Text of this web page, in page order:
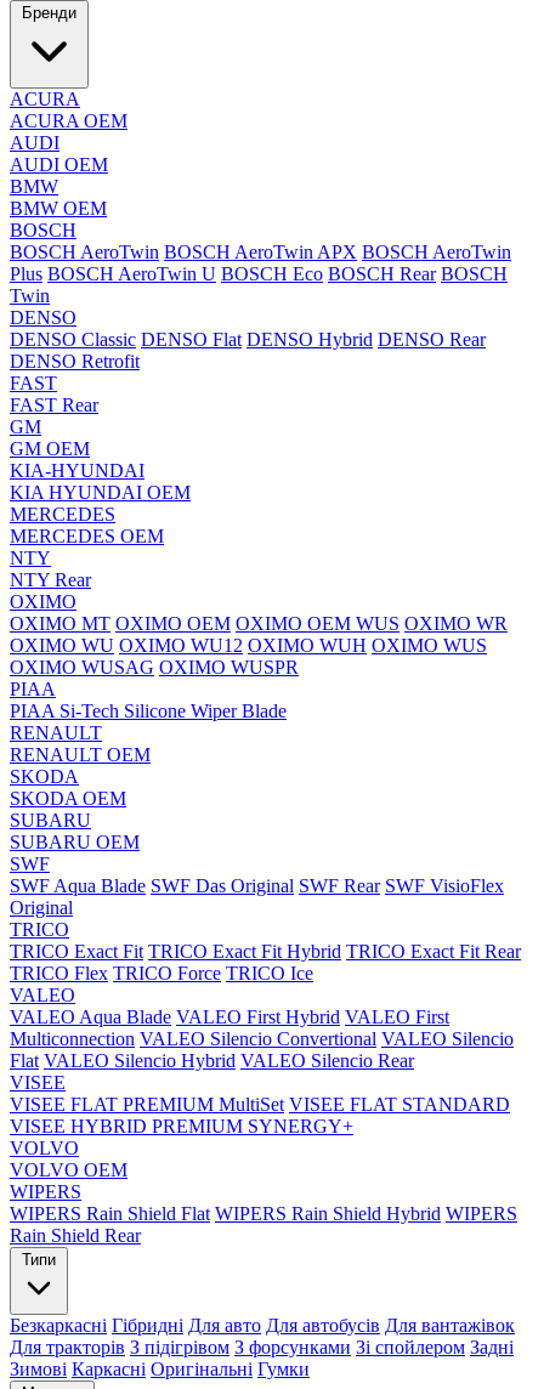
Бренди
ACURA
ACURA OEM
AUDI
AUDI OEM
BMW
BMW OEM
BOSCH
BOSCH AeroTwin BOSCH AeroTwin APX BOSCH AeroTwin
Plus BOSCH AeroTwin U BOSCH Eco BOSCH Rear BOSCH
Twin
DENSO
DENSO Classic DENSO Flat DENSO Hybrid DENSO Rear
DENSO Retrofit
FAST
FAST Rear
GM
GM OEM
KIA-HYUNDAI
KIA HYUNDAI OEM
MERCEDES
MERCEDES OEM
NTY
NTY Rear
OXIMO
OXIMO MT OXIMO OEM OXIMO OEM WUS OXIMO WR
OXIMO WU OXIMO WU12 OXIMO WUH OXIMO WUS
OXIMO WUSAG OXIMO WUSPR
PIAA
PIAA Si-Tech Silicone Wiper Blade
RENAULT
RENAULT OEM
SKODA
SKODA OEM
SUBARU
SUBARU OEM
SWF
SWF Aqua Blade SWF Das Original SWF Rear SWF VisioFlex
Original
TRICO
TRICO Exact Fit TRICO Exact Fit Hybrid TRICO Exact Fit Rear
TRICO Flex TRICO Force TRICO Ice
VALEO
VALEO Aqua Blade VALEO First Hybrid VALEO First
Multiconnection VALEO Silencio Convertional VALEO Silencio
Flat VALEO Silencio Hybrid VALEO Silencio Rear
VISEE
VISEE FLAT PREMIUM MultiSet VISEE FLAT STANDARD
VISEE HYBRID PREMIUM SYNERGY+
VOLVO
VOLVO OEM
WIPERS
WIPERS Rain Shield Flat WIPERS Rain Shield Hybrid WIPERS
Rain Shield Rear
Типи
Безкаркасні Гібридні Для авто Для автобусів Для вантажівок
Для тракторів З підігрівом З форсунками Зі спойлером Задні
Зимові Каркасні Оригінальні Гумки